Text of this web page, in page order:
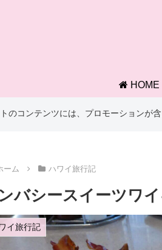
HOME
のコンテンツには、プロモーションが
ーム ハワイ旅行記
バシースイーツワ
イ旅行記